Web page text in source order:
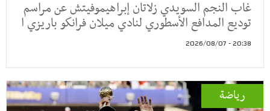
غاب النجم السويدي زلاتان إبراهيموفيتش عن مراسم
توديع المدافع الأسطوري لنادي ميلان فرانكو باريزي ا
20:38 - 2026/08/07
رياضة